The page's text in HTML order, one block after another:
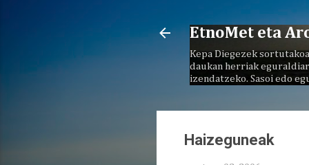
EtnoMet eta
Kepa Diegezek
daukan herriak
izendatzeko. Sasoi edo
Haizeguneak